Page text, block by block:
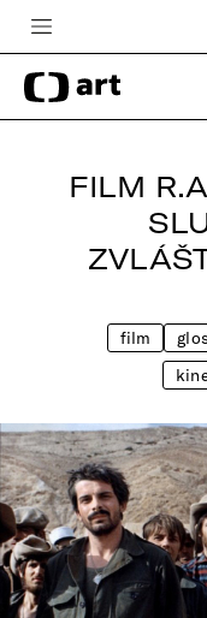
Česká televize
Zpravodajství
TV program
FILM
film